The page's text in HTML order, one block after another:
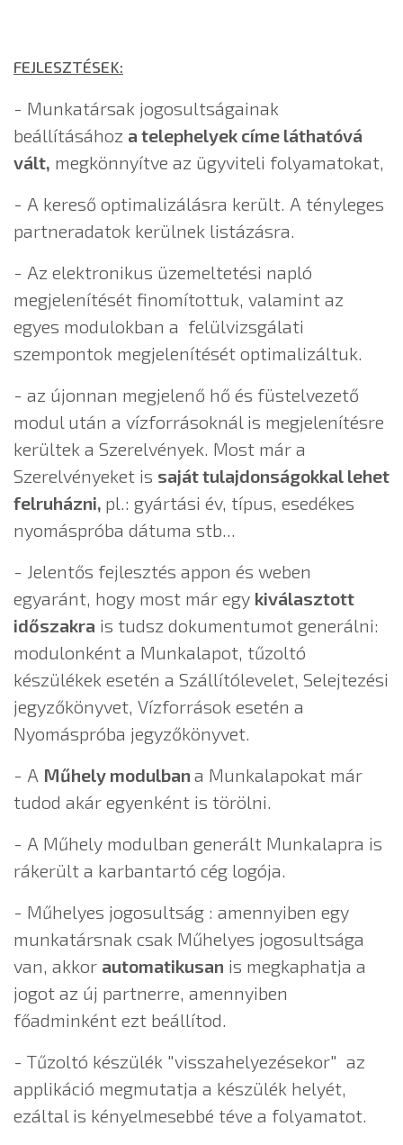
FEJLESZTÉSEK:
- Munkatársak jogosultságainak
beállításához a telephelyek címe láthatóvá
vált, megkönnyítve az ügyviteli folyamatokat,
- A kereső optimalizálásra került. A tényleges
partneradatok kerülnek listázásra.
- Az elektronikus üzemeltetési napló
megjelenítését finomítottuk, valamint az
egyes modulokban a felülvizsgálati
szempontok megjelenítését optimalizáltuk.
- az újonnan megjelenő hő és füstelvezető
modul után a vízforrásoknál is megjelenítésre
kerültek a Szerelvények. Most már a
Szerelvényeket is saját tulajdonságokkal lehet
felruházni, pl.: gyártási év, típus, esedékes
nyomáspróba dátuma stb...
- Jelentős fejlesztés appon és weben
egyaránt, hogy most már egy kiválasztott
időszakra is tudsz dokumentumot generálni:
modulonként a Munkalapot, tűzoltó
készülékek esetén a Szállítólevelet, Selejtezési
jegyzőkönyvet, Vízforrások esetén a
Nyomáspróba jegyzőkönyvet.
- A Műhely modulban a Munkalapokat már
tudod akár egyenként is törölni.
- A Műhely modulban generált Munkalapra is
rákerült a karbantartó cég logója.
- Műhelyes jogosultság : amennyiben egy
munkatársnak csak Műhelyes jogosultsága
van, akkor automatikusan is megkaphatja a
jogot az új partnerre, amennyiben
főadminként ezt beállítod.
- Tűzoltó készülék "visszahelyezésekor" az
applikáció megmutatja a készülék helyét,
ezáltal is kényelmesebbé téve a folyamatot.